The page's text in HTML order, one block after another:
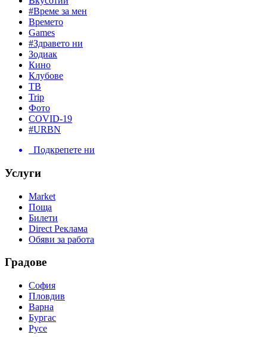
#Време за мен
Времето
Games
#Здравето ни
Зодиак
Кино
Клубове
ТВ
Trip
Фото
COVID-19
#URBN
Подкрепете ни
Услуги
Market
Поща
Билети
Direct Реклама
Обяви за работа
Градове
София
Пловдив
Варна
Бургас
Русе